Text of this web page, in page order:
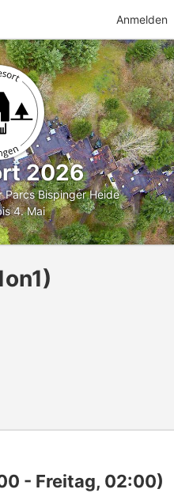
Anmelden
2026
Parcs Bispinger Heide
4. Mai
- Freitag, 02:00)